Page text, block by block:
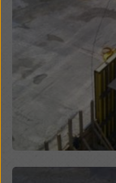
Open
legales
las cookies
clic en
cookies
la parte inferior
casillas de
revocar su
efecto futuro y
configuración
sitio web.